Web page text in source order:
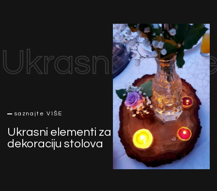
saznajte VIŠE
Ukrasni elementi za
dekoraciju stolova